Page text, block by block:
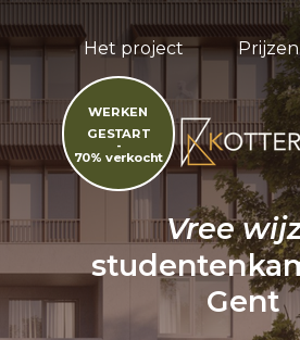
Vree
Gent
Het project Prijzen
WERKEN
GESTART
-
70% verkocht